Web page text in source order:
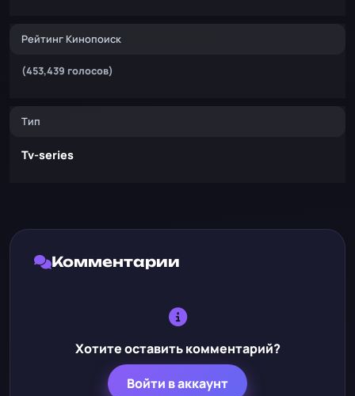
Рейтинг Кинопоиск
(453,439 голосов)
Тип
Tv-series
Комментарии
Хотите оставить комментарий?
Войти в аккаунт